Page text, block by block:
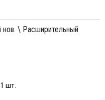
1 шт.